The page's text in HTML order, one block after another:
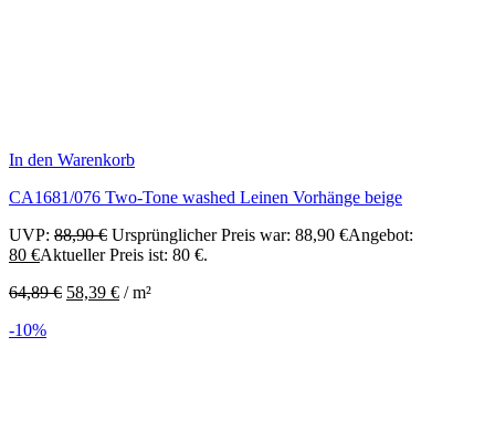
In den Warenkorb
CA1681/076 Two-Tone washed Leinen Vorhänge beige
UVP: 88,90€ Ursprünglicher Preis war: 88,90 €Angebot:
80 €Aktueller Preis ist: 80 €.
64,89€ 58,39 € /m²
-10%